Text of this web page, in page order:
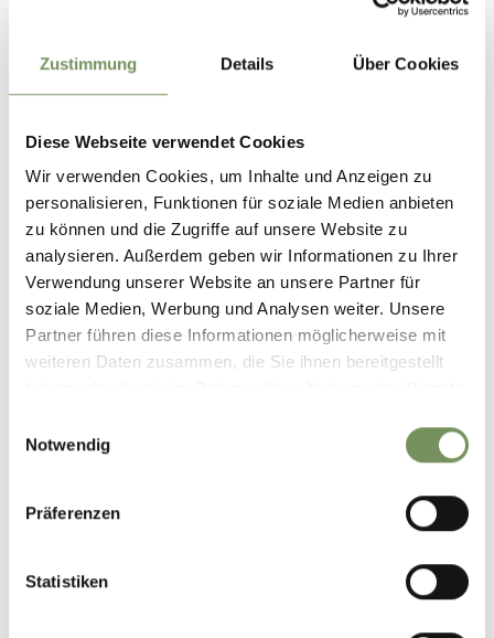
Zustimmung Details Über Cookies
Diese Webseite verwendet Cookies
Wir verwenden Cookies, um Inhalte und Anzeigen zu
personalisieren, Funktionen für soziale Medien anbieten
zu können und die Zugriffe auf unsere Website zu
analysieren. Außerdem geben wir Informationen zu Ihrer
Verwendung unserer Website an unsere Partner für
soziale Medien, Werbung und Analysen weiter. Unsere
Partner führen diese Informationen möglicherweise mit
weiteren Daten zusammen, die Sie ihnen bereitgestellt
Notwendig
Präferenzen
Statistiken